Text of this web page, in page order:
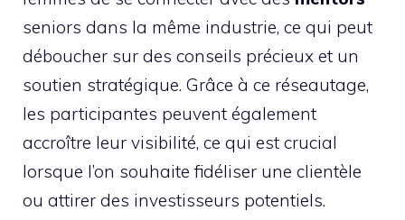
seniors dans la même industrie, ce qui peut
déboucher sur des conseils précieux et un
soutien stratégique. Grâce à ce réseautage,
les participantes peuvent également
accroître leur visibilité, ce qui est crucial
lorsque l’on souhaite fidéliser une clientèle
ou attirer des investisseurs potentiels.